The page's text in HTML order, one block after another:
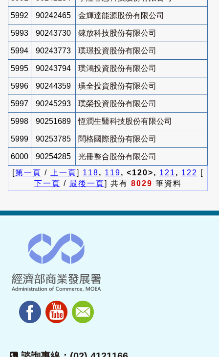
5992 90242465 金輝達能源股份有限公司
5993 90243730 錸放科技股份有限公司
5994 90243773 璞璟投資股份有限公司
5995 90243794 璞鴻投資股份有限公司
5996 90244359 璞全投資股份有限公司
5997 90245293 璞榮投資股份有限公司
5998 90251689 恆潤生醫科技股份有限公司
5999 90253785 闊格國際股份有限公司
6000 90254285
光冊整合股份有限公司
[第一頁 / 上一頁] 118, 119, <120>, 121 , 122
[
下一頁 / 最後一頁] 共有 8029 筆資料